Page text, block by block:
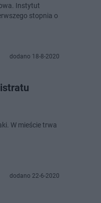
Instytut
stopnia o
dodano 18-8-2020
W mieście trwa
dodano 22-6-2020